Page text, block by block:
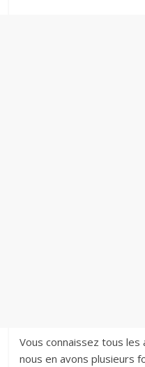
Vous connaissez tous
nous en avons plusieurs